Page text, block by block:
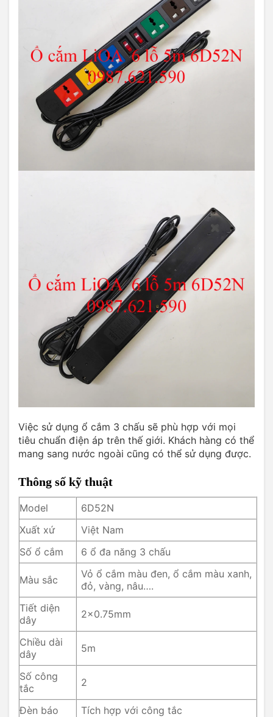
Việc sử dụng ổ cắm 3 chấu sẽ phù hợp với mọi
tiêu chuẩn điện áp trên thế giới. Khách hàng có thể
mang sang nước ngoài cũng có thể sử dụng được.
Thông số kỹ thuật
Model
6D52N
Xuất xứ
Việt Nam
Số ổ cắm
6 ổ đa năng 3 chấu
Màu sắc
Vỏ ổ cắm màu đen, ổ cắm màu xanh,
đỏ, vàng, nâu….
Tiết diện
dây
2×0.75mm
Chiều dài
dây
5m
Số công
tắc
2
Đèn báo
Tích hợp với công tắc